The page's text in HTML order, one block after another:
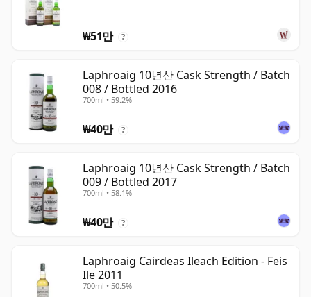
₩51만 ?
Laphroaig 10년산 Cask Strength / Batch
008 / Bottled 2016
700ml • 59.2%
₩40만 ?
Laphroaig 10년산 Cask Strength / Batch
009 / Bottled 2017
700ml • 58.1%
₩40만 ?
Laphroaig Cairdeas Ileach Edition - Feis
Ile 2011
700ml • 50.5%